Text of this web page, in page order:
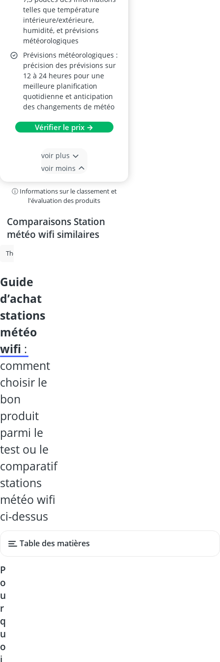
telles que température
intérieure/extérieure,
humidité, et prévisions
météorologiques
Prévisions météorologiques :
précision des prévisions sur
12 à 24 heures pour une
meilleure planification
quotidienne et anticipation
des changements de météo
Vérifier le prix →
voir plus
voir moins
ⓘ Informations sur le classement et
l'évaluation des produits
Comparaisons Station
météo wifi similaires
Thermometre interieur
guide
d’achat
stations
météo
wifi :
comment
choisir le
bon
produit
parmi le
test ou le
comparatif
stations
météo wifi
ci-dessus
Table des matières
P
o
u
r
q
u
o
i